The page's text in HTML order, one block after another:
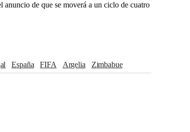
de que se moverá a un ciclo de cuatro
España FIFA Argelia
Zimbabue